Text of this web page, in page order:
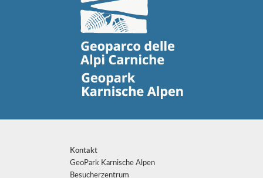
Kontakt
GeoPark Karnische Alpen
Besucherzentrum